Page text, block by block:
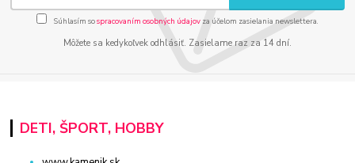
Súhlasím sospracovaním osobných údajov za účelom zasielania newslettera.
Môžete sa kedykoľvek odhlásiť. Zasielame raz za 14 dní.
DETI, ŠPORT, HOBBY